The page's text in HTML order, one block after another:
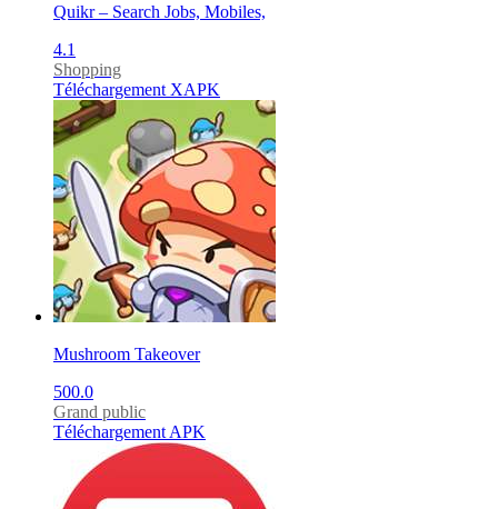
Quikr – Search Jobs, Mobiles,
4.1
Shopping
Téléchargement XAPK
Mushroom Takeover
500.0
Grand public
Téléchargement APK